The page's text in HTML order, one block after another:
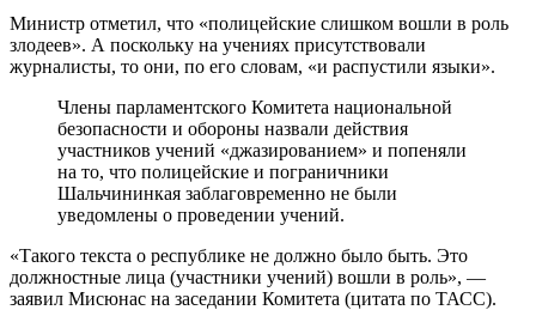
Министр отметил, что «полицейские слишком вошли в роль
злодеев». А поскольку на учениях присутствовали
журналисты, то они, по его словам, «и распустили языки».
Члены парламентского Комитета национальной
безопасности и обороны назвали действия
участников учений «джазированием» и попеняли
на то, что полицейские и пограничники
Шальчининкая заблаговременно не были
уведомлены о проведении учений.
«Такого текста о республике не должно было быть. Это
должностные лица (участники учений) вошли в роль», —
заявил Мисюнас на заседании Комитета (цитата по ТАСС).